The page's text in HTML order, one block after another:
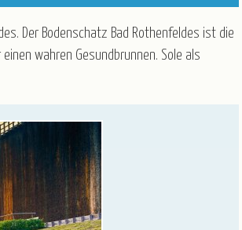
Der Bodenschatz Bad Rothenfeldes ist die
wahren Gesundbrunnen. Sole als